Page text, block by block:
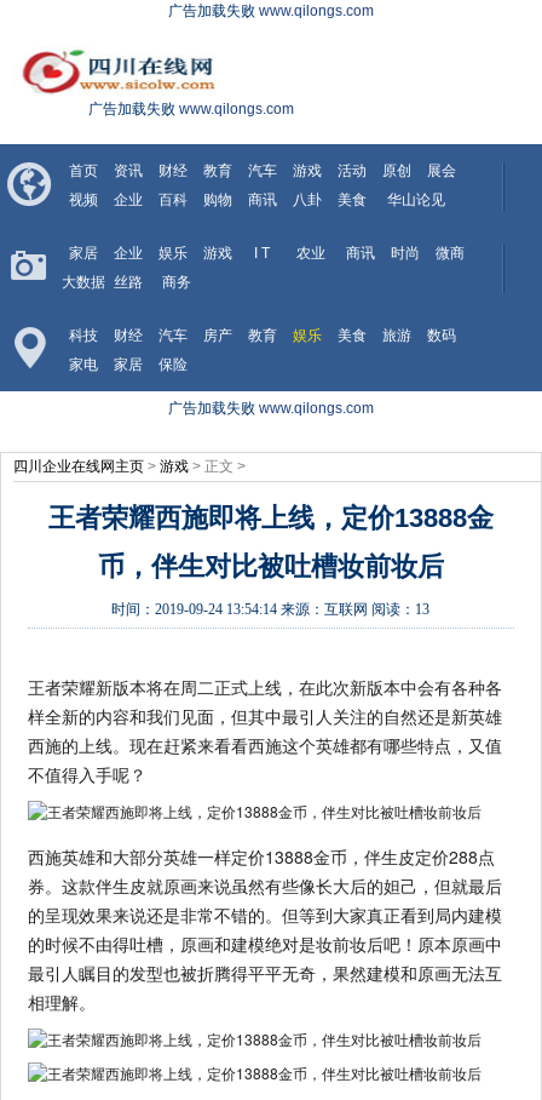
广告加载失败 www.qilongs.com
广告加载失败 www.qilongs.com
首页 资讯 财经 教育 汽车 游戏 活动 原创
展会
视频
企业 百科 购物 商讯 八卦 美食 华山论见
家居 企业 娱乐 游戏 I T 农业 商讯 时尚
微商
大数据 丝路 商务
科技 财经 汽车 房产 教育 娱乐 美食 旅游
数码
家电
家居 保险
广告加载失败 www.qilongs.com
四川企业在线网主页 > 游戏 > 正文 >
王者荣耀西施即将上线，定价13888金
币，伴生对比被吐槽妆前妆后
时间：2019-09-24 13:54:14 来源：互联网 阅读：13
王者荣耀新版本将在周二正式上线，在此次新版本中会有各种各
样全新的内容和我们见面，但其中最引人关注的自然还是新英雄
西施的上线。现在赶紧来看看西施这个英雄都有哪些特点，又值
不值得入手呢？
西施英雄和大部分英雄一样定价13888金币，伴生皮定价288点
券。这款伴生皮就原画来说虽然有些像长大后的妲己，但就最后
的呈现效果来说还是非常不错的。但等到大家真正看到局内建模
的时候不由得吐槽，原画和建模绝对是妆前妆后吧！原本原画中
最引人瞩目的发型也被折腾得平平无奇，果然建模和原画无法互
相理解。